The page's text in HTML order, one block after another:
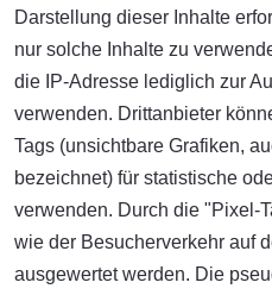
Darstellung dieser Inhalte
nur solche Inhalte zu
die IP-Adresse lediglich zur
verwenden. Drittanbieter
Tags (unsichtbare Grafiken,
bezeichnet) für statistische
verwenden. Durch die "Pixel-
wie der Besucherverkehr auf
ausgewertet werden. Die